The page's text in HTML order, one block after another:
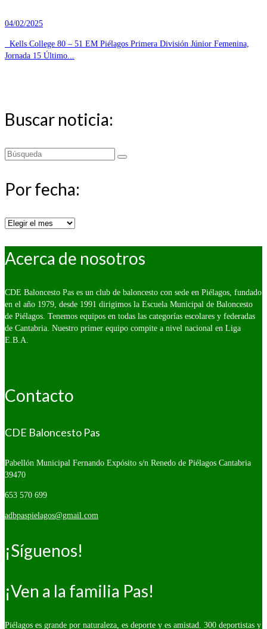
04/02/2025
Kells College 80 – 51 EM Piélagos Primera División Júnior Femenina,
Jornada 15 Último...
Buscar noticia:
Buscar
Por fecha:
Por
Acerca de nosotros
CDE Baloncesto Pas es un club de baloncesto con sede en Piélagos, fundado
en el año 1979, desde 1991 dirigimos la Escuela Municipal de Baloncesto
de Piélagos. Tenemos equipos en todas las categorías escolares y federadas
de Cantabria. Nuestro primer equipo compite a nivel nacional en Liga
E.B.A.
Contacto
CDE Baloncesto Pas
Pabellón Municipal Fernando Expósito s/n Renedo de Piélagos Cantabria
39470
653 570 699
adbpaspielagos@gmail.com
¡Síguenos!
¡Ven a la familia Pas!
Piélagos es grande por naturaleza, es deporte y es amistad. 300 deportistas y